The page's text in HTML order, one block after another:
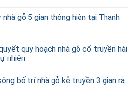
gỗ 5 gian thông hiên tại Thanh
quy hoạch nhà gỗ cổ truyền hài
nhiên
bố trí nhà gỗ kẻ truyền 3 gian ra